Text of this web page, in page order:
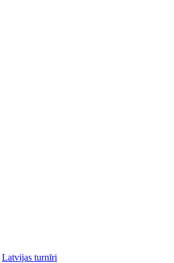
Latvijas turnīri